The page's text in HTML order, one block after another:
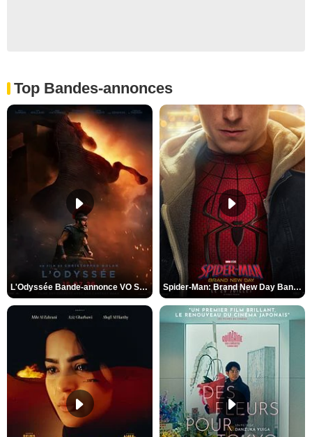
Top Bandes-annonces
L'Odyssée Bande-annonce VO STFR Spider-Man: Brand New Day Bande-annonce VO STFR